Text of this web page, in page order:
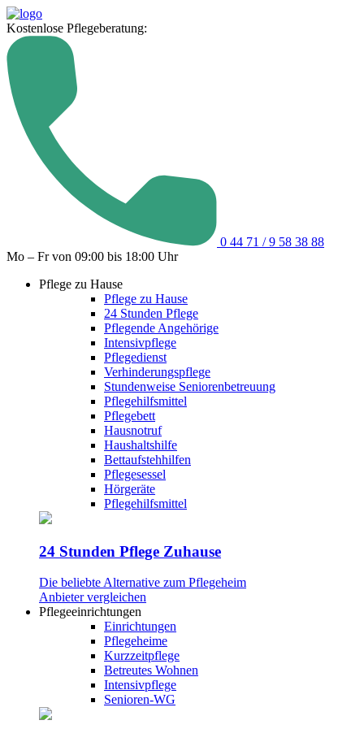
Kostenlose Pflegeberatung:
0 44 71 / 9 58 38 88
Mo – Fr von 09:00 bis 18:00 Uhr
Pflege zu Hause
Pflege zu Hause
24 Stunden Pflege
Pflegende Angehörige
Intensivpflege
Pflegedienst
Verhinderungspflege
Stundenweise Seniorenbetreuung
Pflegehilfsmittel
Pflegebett
Hausnotruf
Haushaltshilfe
Bettaufstehhilfen
Pflegesessel
Hörgeräte
Pflegehilfsmittel
24 Stunden Pflege Zuhause
Die beliebte Alternative zum Pflegeheim
Anbieter vergleichen
Pflegeeinrichtungen
Einrichtungen
Pflegeheime
Kurzzeitpflege
Betreutes Wohnen
Intensivpflege
Senioren-WG